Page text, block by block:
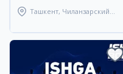
Ташкент, Чиланзарский